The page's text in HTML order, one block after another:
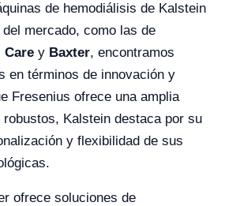
de hemodiálisis de Kalstein
mercado, como las de
Care y Baxter, encontramos
en términos de innovación y
Fresenius ofrece una amplia
Kalstein destaca por su
y flexibilidad de sus
ofrece soluciones de